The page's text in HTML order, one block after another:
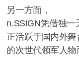
另一方面，
n.SSIGN凭借独一
正活跃于国内外舞
的次世代领军人物